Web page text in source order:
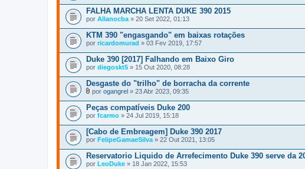
FALHA MARCHA LENTA DUKE 390 2015
por Allanocba » 20 Set 2022, 01:13
KTM 390 "engasgando" em baixas rotações
por ricardomurad » 03 Fev 2019, 17:57
Duke 390 [2017] Falhando em Baixo Giro
por diegoskt5 » 15 Out 2020, 08:28
Desgaste do "trilho" de borracha da corrente
A
n
e
x
o
(
s
por ogangrel » 23 Abr 2023, 09:35
Peças compatíveis Duke 200
por fcarmo » 24 Jul 2019, 15:18
[Cabo de Embreagem] Duke 390 2017
por FelipeGamaeSilva » 22 Out 2021, 13:05
Reservatorio Liquido de Arrefecimento Duke 390 serve da
por LeoDuke » 18 Jan 2022, 15:53